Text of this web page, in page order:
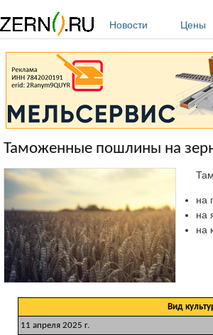
Новости
Цены
Таможенные пошлины на
на
на
на
Вид
11 апреля 2025 г.